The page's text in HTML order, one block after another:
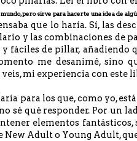
pero sirve para hacerte una idea de
que lo haría. Sí, las
y las combinaciones de
fáciles de pillar, añadiendo
me desanimé, sino
mi experiencia con este
para los que, como yo,
sé qué responder. Por un
elementos
New Adult o Young Adult,